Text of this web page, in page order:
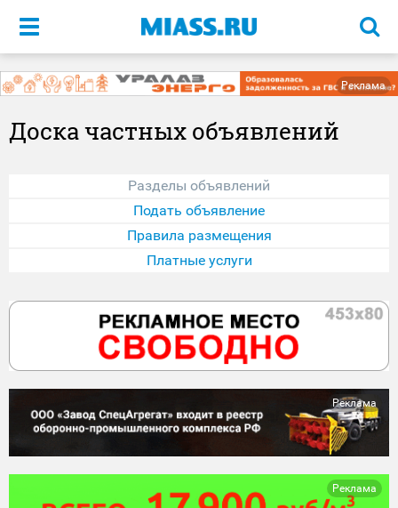
Меню
Реклама
Доска частных объявлений
Разделы объявлений
Подать объявление
Правила размещения
Платные услуги
Реклама
Реклама